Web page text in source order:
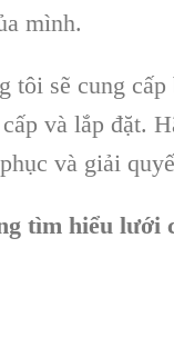
mình.
tôi sẽ cung
và lắp đặt.
và giải
tìm hiểu lưới